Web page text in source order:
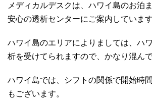
メディカルデスクは、ハワイ島のお泊
安心の透析センターにご案内しています
ハワイ島のエリアによりましては、ハ
析を受けてられますので、かなり混んで
ハワイ島では、シフトの関係で開始時
もございます。